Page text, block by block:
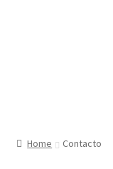
Home Contacto